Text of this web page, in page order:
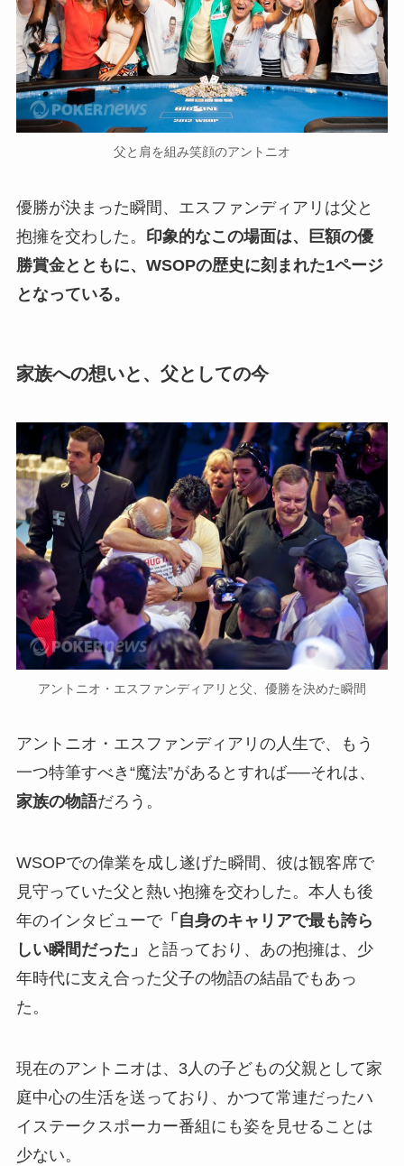
父と肩を組み笑顔のアントニオ
優勝が決まった瞬間、エスファンディアリは父と
抱擁を交わした。 印象的なこの場面は、巨額の優
勝賞金とともに、WSOPの歴史に刻まれた1ページ
となっている。
家族への想いと、父としての今
アントニオ・エスファンディアリと父、優勝を決めた瞬間
アントニオ・エスファンディアリの人生で、もう
一つ特筆すべき“魔法”があるとすれば──それは、
家族の物語だろう。
WSOPでの偉業を成し遂げた瞬間、彼は観客席で
見守っていた父と熱い抱擁を交わした。本人も後
年のインタビューで「自身のキャリアで最も誇ら
しい瞬間だった」
と語っており、あの抱擁は、少
年時代に支え合った父子の物語の結晶でもあっ
た。
現在のアントニオは、3人の子どもの父親として家
庭中心の生活を送っており、かつて常連だったハ
イステークスポーカー番組にも姿を見せることは
少ない。